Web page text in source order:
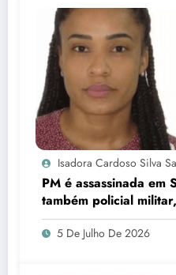
Isadora Cardoso Silva
PM é assassinada em
também policial
crime
5 De Julho De 2026